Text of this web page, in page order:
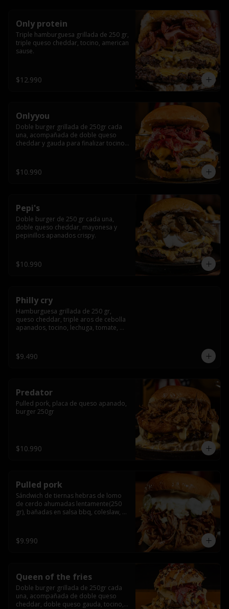
Only protein
Triple hamburguesa grillada de 250 gr,
triple queso cheddar, tocino, american
sause.
$12.990
Onlyyou
Doble burger grillada de 250gr cada
una, acompañada de doble queso
cheddar y gauda para finalizar tocino
$10.990
Pepi's
Doble burger de 250 gr cada una,
doble queso cheddar, mayonesa y
pepinillos apanados crispy.
$10.990
Philly cry
Hamburguesa grillada de 250 gr,
queso cheddar, triple aros de cebolla
apanados, tocino, lechuga, tomate,
$9.490
Predator
Pulled pork, placa de queso apanado,
burger 250gr
$10.990
Pulled pork
Sándwich de tiernas hebras de lomo
de cerdo ahumadas lentamente(250
gr), bañadas en salsa bbq, coleslaw,
$9.990
Queen of the fries
Doble burger grillada de 250gr cada
una, acompañada de doble queso
cheddar, doble queso gauda, tocino,